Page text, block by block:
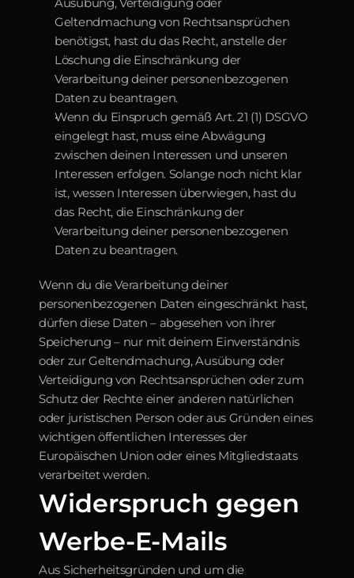
Geltendmachung von Rechtsansprüchen
benötigst, hast du das Recht, anstelle der
Löschung die Einschränkung der
Verarbeitung deiner personenbezogenen
Daten zu beantragen.
Wenn du Einspruch gemäß Art. 21 (1) DSGVO
eingelegt hast, muss eine Abwägung
zwischen deinen Interessen und unseren
Interessen erfolgen. Solange noch nicht klar
ist, wessen Interessen überwiegen, hast du
das Recht, die Einschränkung der
Verarbeitung deiner personenbezogenen
Daten zu beantragen.
Wenn du die Verarbeitung deiner
personenbezogenen Daten eingeschränkt hast,
dürfen diese Daten – abgesehen von ihrer
Speicherung – nur mit deinem Einverständnis
oder zur Geltendmachung, Ausübung oder
Verteidigung von Rechtsansprüchen oder zum
Schutz der Rechte einer anderen natürlichen
oder juristischen Person oder aus Gründen eines
wichtigen öffentlichen Interesses der
Europäischen Union oder eines Mitgliedstaats
verarbeitet werden.
Widerspruch gegen
Werbe-E-Mails
Aus Sicherheitsgründen und um die